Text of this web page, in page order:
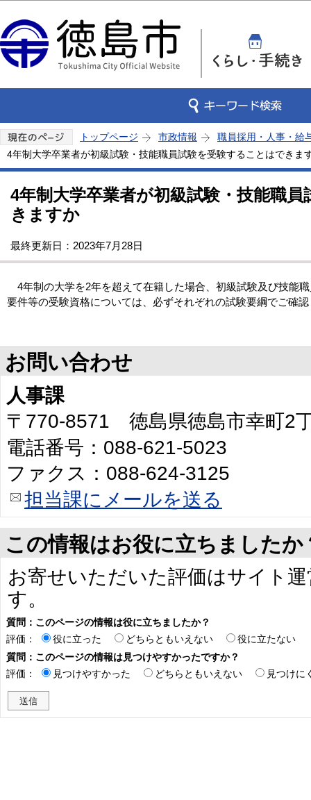
トップページ 市政情報
職員採用・人事・給
4年制大学卒業者が初級試験・技能職員試験を受験することはできま
4年制大学卒業者が初級試験・技能職
きますか
最終更新日：2023年7月28日
4年制の大学を2年を超えて在籍した場合、初級試験及び技能
要件等の受験資格については、必ずそれぞれの試験要綱でご確
お問い合わせ
人事課
〒770-8571 徳島県徳島市幸町2
電話番号：088-621-5023
ファクス：088-624-3125
担当課にメールを送る
この情報はお役に立ちましたか
お寄せいただいた評価はサイト
す。
質問：このページの情報は役に立ちましたか？
評価：
役に立った どちらともいえない
役に立たない
質問：このページの情報は見つけやすかったですか？
評価：
見つけやすかった どちらともいえない 見つけに